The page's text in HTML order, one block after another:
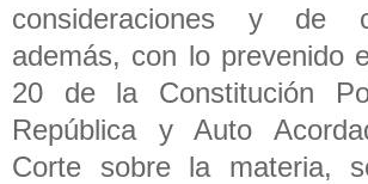
consideraciones y de
además, con lo prevenido
20 de la Constitución
República y Auto
Corte sobre la materia,